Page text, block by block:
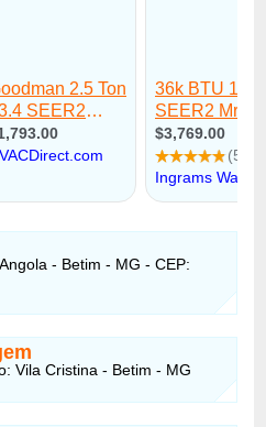
- Betim - MG - CEP:
Vila Cristina - Betim - MG